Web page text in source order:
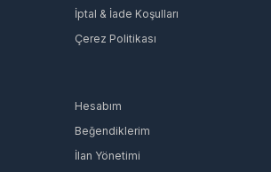
İptal & İade Koşulları
Çerez Politikası
Hesabım
Beğendiklerim
İlan Yönetimi